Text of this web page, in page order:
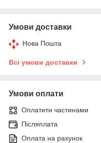
Умови доставки
Нова Пошта
Всі умови доставки
Умови оплати
Оплатити частинами
Післяплата
Оплата на рахунок